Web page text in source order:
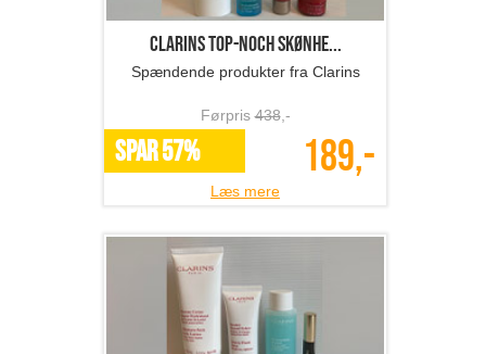
Clarins top-noch skønhe...
Spændende produkter fra Clarins
Førpris438,-
SPAR 57% 189,-
Læs mere